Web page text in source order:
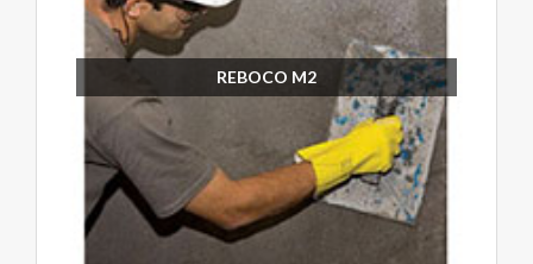
REBOCO M2